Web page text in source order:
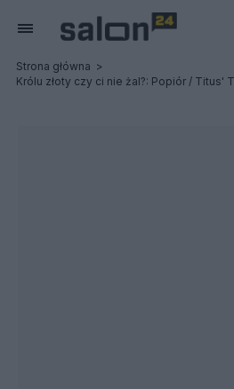
Strona główna